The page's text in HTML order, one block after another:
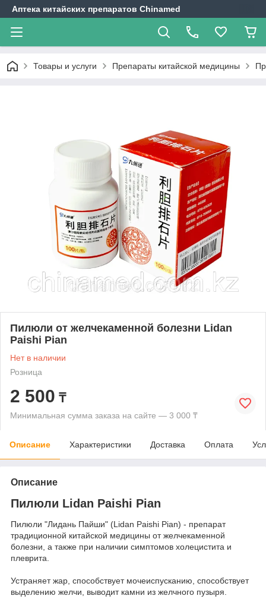
Аптека китайских препаратов Chinamed
Товары и услуги Препараты китайской медицины
Пилюли от желчекаменной болезни Lidan
Paishi Pian
Нет в наличии
Розница
2 500 ₸
Минимальная сумма заказа на сайте — 3 000 ₸
Описание Характеристики Доставка Оплата
Описание
Пилюли Lidan Paishi Pian
Пилюли "Лидань Пайши" (Lidan Paishi Pian) - препарат
традиционной китайской медицины от желчекаменной
болезни, а также при наличии симптомов холецистита и
плеврита.
Устраняет жар, способствует мочеиспусканию, способствует
выделению желчи, выводит камни из желчного пузыря.